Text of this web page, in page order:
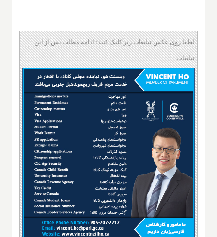
لطفا روی عکس تبلیغات زیر کلیک کنید؛ ادامه مطلب پس از این
تبلیغات